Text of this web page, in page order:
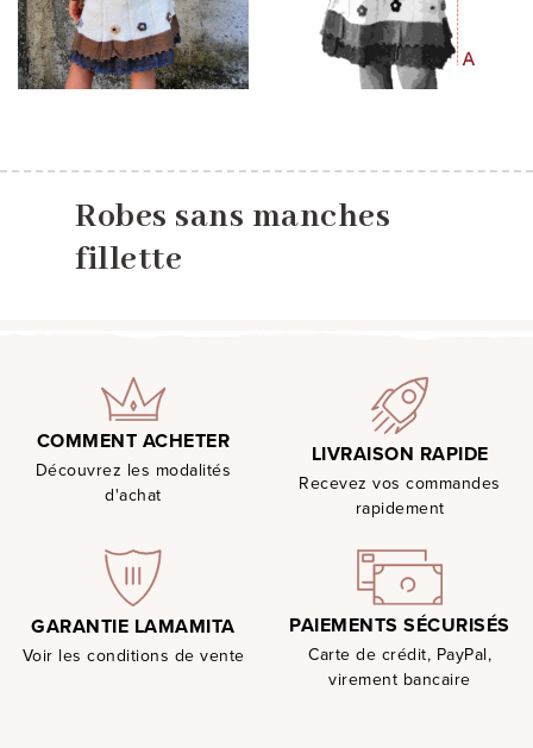
Robes sans manches
fillette
COMMENT ACHETER
Découvrez les modalités
d'achat
LIVRAISON RAPIDE
Recevez vos commandes
rapidement
GARANTIE LAMAMITA
Voir les conditions de vente
PAIEMENTS SÉCURISÉS
Carte de crédit, PayPal,
virement bancaire